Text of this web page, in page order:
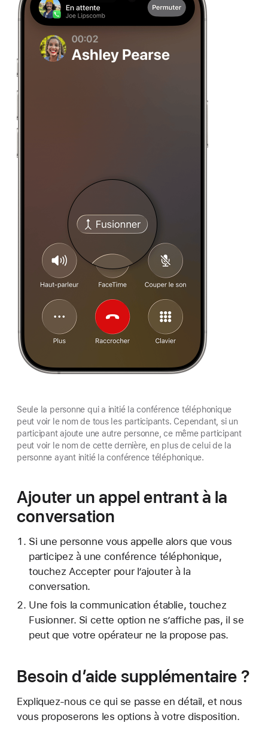
Seule la personne qui a initié la conférence téléphonique
peut voir le nom de tous les participants. Cependant, si un
participant ajoute une autre personne, ce même participant
peut voir le nom de cette dernière, en plus de celui de la
personne ayant initié la conférence téléphonique.
Ajouter un appel entrant à la
conversation
Si une personne vous appelle alors que vous
participez à une conférence téléphonique,
touchez Accepter pour l’ajouter à la
conversation.
Une fois la communication établie, touchez
Fusionner. Si cette option ne s’affiche pas, il se
peut que votre opérateur ne la propose pas.
Besoin d’aide supplémentaire ?
Expliquez-nous ce qui se passe en détail, et nous
vous proposerons les options à votre disposition.